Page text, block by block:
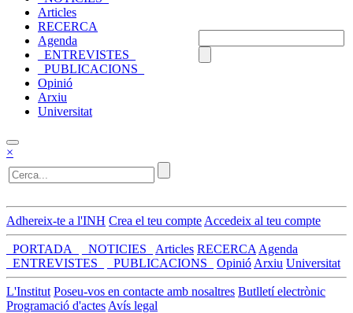
Articles
RECERCA
Agenda
_ENTREVISTES_
_PUBLICACIONS_
Opinió
Arxiu
Universitat
×
Adhereix-te a l'INH Crea el teu compte Accedeix al teu compte
_PORTADA_ _NOTICIES_ Articles RECERCA Agenda
_ENTREVISTES_
_PUBLICACIONS_ Opinió Arxiu Universitat
L'Institut Poseu-vos en contacte amb nosaltres Butlletí electrònic
Programació d'actes Avís legal